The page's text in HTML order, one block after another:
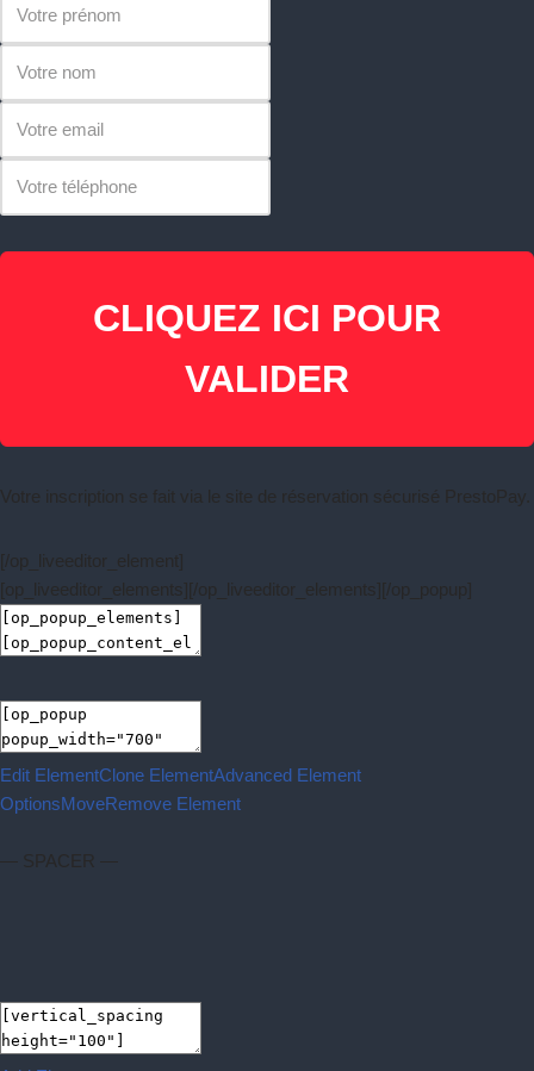
CLIQUEZ ICI POUR
VALIDER
Votre inscription se fait via le site de réservation sécurisé PrestoPay.
[/op_liveeditor_element]
[op_liveeditor_elements][/op_liveeditor_elements][/op_popup]
Edit ElementClone ElementAdvanced Element
OptionsMoveRemove Element
— SPACER —